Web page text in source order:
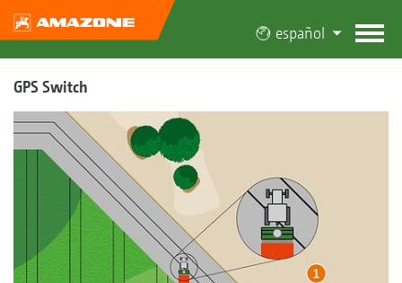
español
GPS Switch